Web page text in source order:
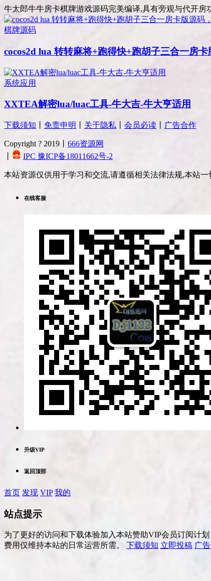
牛太郎牛牛房卡棋牌游戏源码完美编译,具有旁观与代开房
棋牌源码
cocos2d lua 转转麻将+跑得快+跑胡子三合一房
系统应用
XXTEA解密lua/luac工具-牛大吉-牛大亨适用
下载须知 免责申明 关于隐私 会员必读 广告合作
Copyright ? 2019丨 666资源网
IPC 豫ICP备18011662号-2
本站资源仅供用于学习和交流,请遵循相关法律法规,本站
在线客服
升级VIP
返回顶部
首页 发现 VIP 我的
站点提示
为了更好的访问和下载体验加入本站赞助VIP会员订阅计划
费用仅维持本站的日常运营所需。
下载须知 立即投稿 广